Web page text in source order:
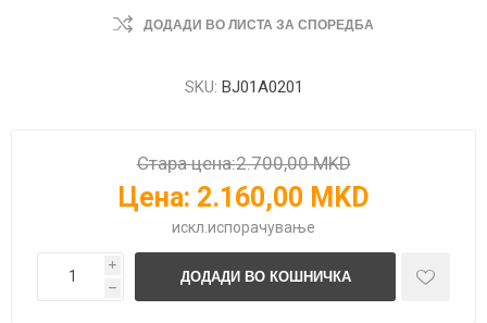
ДОДАДИ ВО ЛИСТА ЗА СПОРЕДБА
SKU: BJ01A0201
Стара цена:2.700,00 MKD
Цена: 2.160,00 MKD
искл. испорачување
i
h